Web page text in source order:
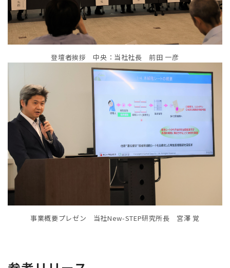
登壇者挨拶 中央：当社社長 前田 一彦
事業概要プレゼン 当社New-STEP研究所長 宮澤 覚